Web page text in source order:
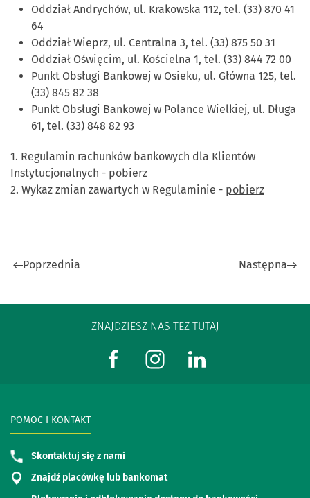
Oddział Andrychów, ul. Krakowska 112, tel. (33) 870 41
64
Oddział Wieprz, ul. Centralna 3, tel. (33) 875 50 31
Oddział Oświęcim, ul. Kościelna 1, tel. (33) 844 72 00
Punkt Obsługi Bankowej w Osieku, ul. Główna 125, tel.
(33) 845 82 38
Punkt Obsługi Bankowej w Polance Wielkiej, ul. Długa
61, tel. (33) 848 82 93
1. Regulamin rachunków bankowych dla Klientów
Instytucjonalnych - pobierz
2. Wykaz zmian zawartych w Regulaminie - pobierz
Poprzednia Następna
ZNAJDZIESZ NAS TEŻ TUTAJ
POMOC I KONTAKT
Skontaktuj się z nami
Znajdź placówkę lub bankomat